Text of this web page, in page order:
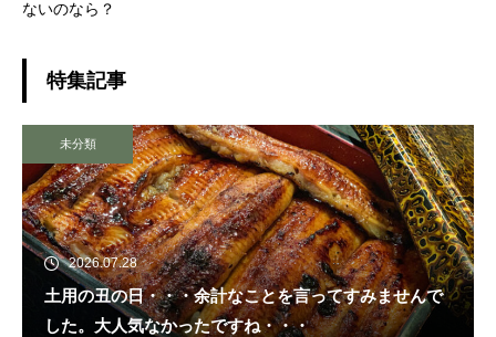
ないのなら？
特集記事
未分類
2026.07.28
土用の丑の日・・・余計なことを言ってすみませんで
した。大人気なかったですね・・・